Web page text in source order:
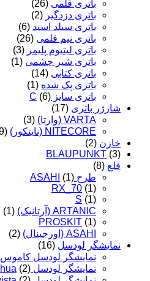
باتری قلمی (26)
باتری دزدگیر (2)
باتری سیلد اسید (6)
باتری نیم قلمی (26)
باتری لیتیوم پلیمر (3)
باتری شیر چشمی (1)
باتری کتابی (14)
باتری پک شده (1)
باتری سایز C (6)
شارژر باتری (17)
VARTA (وارتا)
(3)
NITECORE (نایتکور)
(9)
خازن (2)
BLAUPUNKT (3)
قلع (8)
طرح ASAHI (1)
RX_70 (1)
S (1)
ARTANIC (آرتانیک)
(1)
PROSKIT (1)
ASAHI (اورجینال)
(2)
نمایشگر لودسل (16)
نمایشگر لودسل کاموس
نمایشگر لودسل yaohua (2)